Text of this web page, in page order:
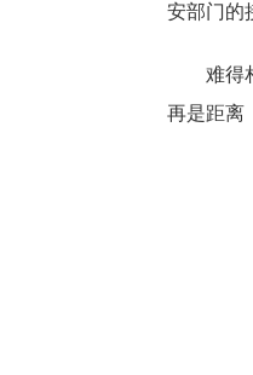
安部门的
难得相
再是距离